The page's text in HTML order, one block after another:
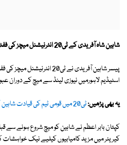
شاہین شاہ آفریدی کے ٹی20 انٹرنیشنل میچز کی ففٹی مکمل ہوگئی۔
پیسر شاہین آفریدی نے ٹی20
اسٹیڈیم لاہورمیں نیوزی لینڈ سے میچ کے دوران
یہ بھی پڑھیں:ٹی20 میں قومی ٹیم کی قیادت شاہین کے سپرد کرنی چاہیے، عاقب جاوید
کیریئر میں مزید کامیابیوں کیلیے نیک خواہشات